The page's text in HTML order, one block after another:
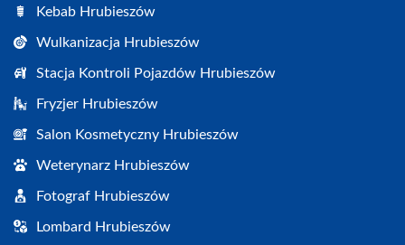
Kebab Hrubieszów
Wulkanizacja Hrubieszów
Stacja Kontroli Pojazdów Hrubieszów
Fryzjer Hrubieszów
Salon Kosmetyczny Hrubieszów
Weterynarz Hrubieszów
Fotograf Hrubieszów
Lombard Hrubieszów